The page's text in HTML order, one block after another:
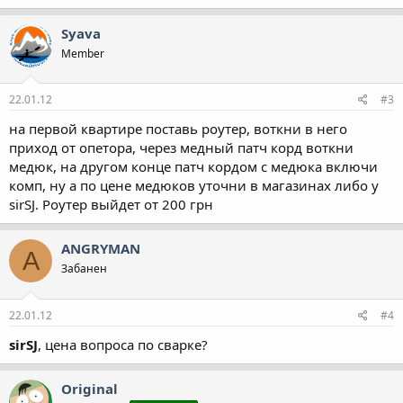
Syava
Member
22.01.12 #3
на первой квартире поставь роутер, воткни в него
приход от опетора, через медный патч корд воткни
медюк, на другом конце патч кордом с медюка включи
комп, ну а по цене медюков уточни в магазинах либо у
sirSJ. Роутер выйдет от 200 грн
A ANGRYMAN
Забанен
22.01.12 #4
sirSJ, цена вопроса по сварке?
Original